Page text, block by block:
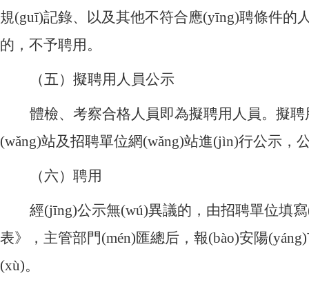
規(guī)記錄、以及其他不符合應(yīng)聘條件
的，不予聘用。
（五）擬聘用人員公示
體檢、考察合格人員即為擬聘用人員。
(wǎng)站及招聘單位網(wǎng)站進(jìn)行公示，
（六）聘用
經(jīng)公示無(wú)異議的， 由招聘單位填
表》，主管部門(mén)匯總后，報(bào)安陽
(xù)。